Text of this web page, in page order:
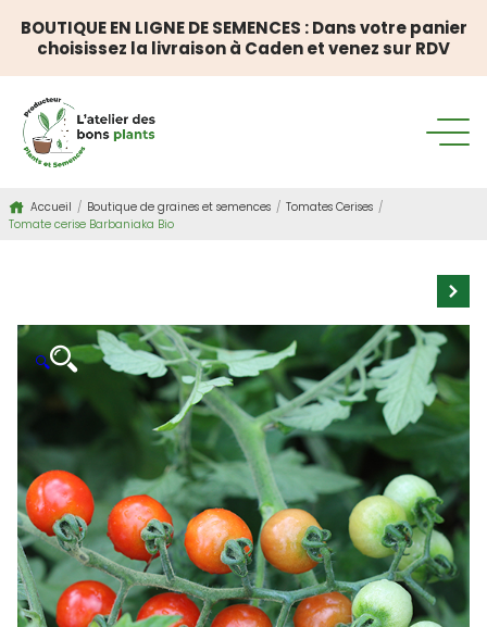
BOUTIQUE EN LIGNE DE SEMENCES : Dans votre panier
choisissez la livraison à Caden et venez sur RDV
Accueil / Boutique de graines et semences / Tomates Cerises /
Tomate cerise Barbaniaka Bio
🔍